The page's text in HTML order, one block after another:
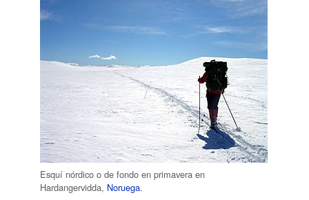
Esquí nórdico o de fondo en primavera en
Hardangervidda, Noruega.